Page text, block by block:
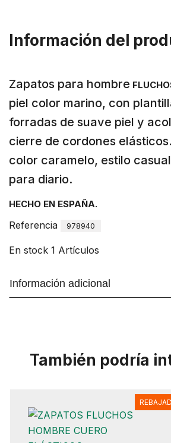
Información del
Zapatos para hombre
piel color marino, con
forradas de suave piel y
cierre de cordones
color caramelo, estilo
para diario.
HECHO EN ESPAÑA.
Referencia 978940
En stock 1 Artículos
Información adicional
También podría